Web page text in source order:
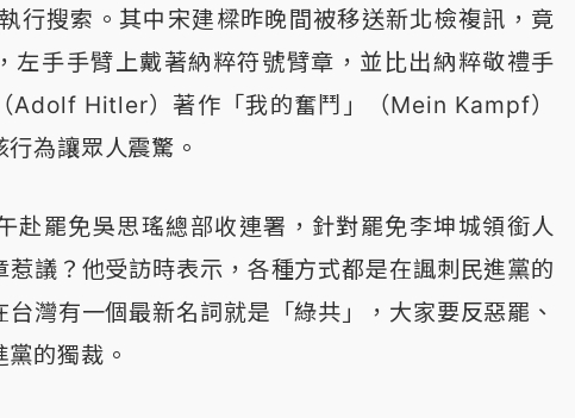
行搜索。其中宋建樑昨晚間被移送新北檢複訊，竟
左手手臂上戴著納粹符號臂章，並比出納粹敬禮手
Adolf Hitler）著作「我的奮鬥」（Mein Kampf）
為讓眾人震驚。
赴罷免吳思瑤總部收連署，針對罷免李坤城領銜人
惹議？他受訪時表示，各種方式都是在諷刺民進黨的
台灣有一個最新名詞就是「綠共」，大家要反惡罷、
的獨裁。